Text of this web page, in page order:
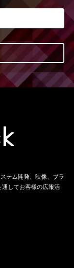
テム開発、映像、ブラ
してお客様の広報活